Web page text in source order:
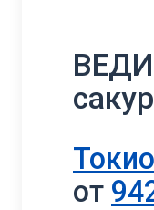
ВЕДИ
от